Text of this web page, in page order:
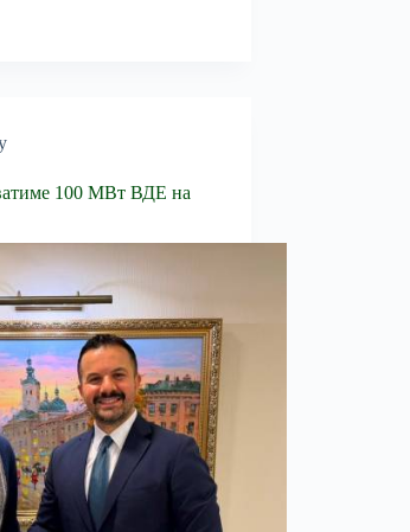
100 МВт ВДЕ на